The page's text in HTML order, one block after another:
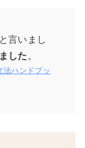
言いまし
した 。
法ハンドブッ